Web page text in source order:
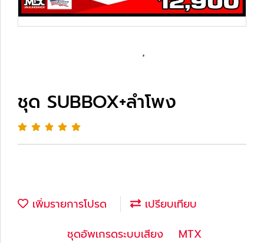
ชุด SUBBOX+ลำโพง
เพิ่มรายการโปรด
เปรียบเทียบ
ชุดอัพเกรดระบบเสียง MTX